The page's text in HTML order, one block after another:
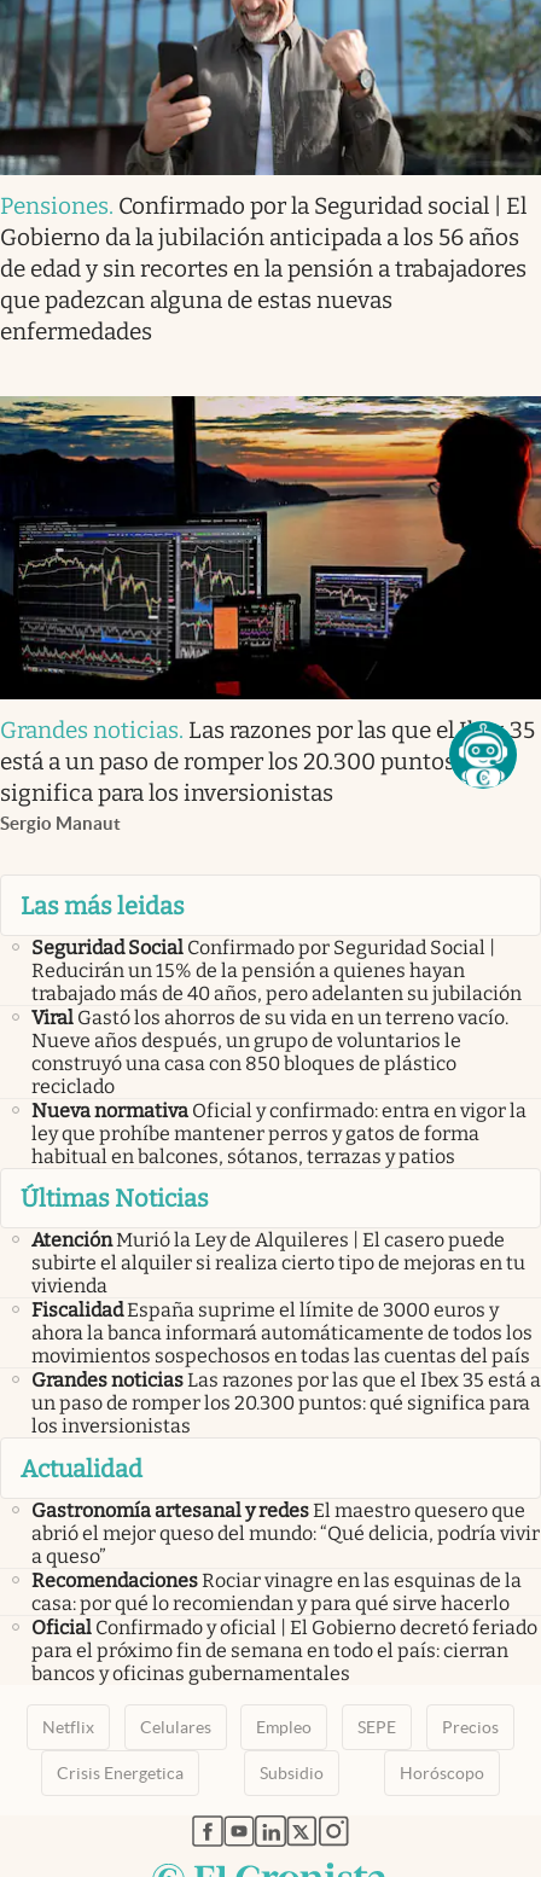
Pensiones. Confirmado por la Seguridad social | El
Gobierno da la jubilación anticipada a los 56 años
de edad y sin recortes en la pensión a trabajadores
que padezcan alguna de estas nuevas
enfermedades
Grandes noticias. Las razones por las que el Ibex 35
está a un paso de romper los 20.300 puntos: qué
significa para los inversionistas
Sergio Manaut
Las más leidas
Seguridad Social Confirmado por Seguridad Social |
Reducirán un 15% de la pensión a quienes hayan
trabajado más de 40 años, pero adelanten su jubilación
Viral Gastó los ahorros de su vida en un terreno vacío.
Nueve años después, un grupo de voluntarios le
construyó una casa con 850 bloques de plástico
reciclado
Nueva normativa Oficial y confirmado: entra en vigor la
ley que prohíbe mantener perros y gatos de forma
habitual en balcones, sótanos, terrazas y patios
Últimas Noticias
AtenciónMurió la Ley de Alquileres | El casero puede
subirte el alquiler si realiza cierto tipo de mejoras en tu
vivienda
FiscalidadEspaña suprime el límite de 3000 euros y
ahora la banca informará automáticamente de todos los
movimientos sospechosos en todas las cuentas del país
Grandes noticiasLas razones por las que el Ibex 35 está a
un paso de romper los 20.300 puntos: qué significa para
los inversionistas
Actualidad
Gastronomía artesanal y redesEl maestro quesero que
abrió el mejor queso del mundo: “Qué delicia, podría vivir
a queso”
RecomendacionesRociar vinagre en las esquinas de la
casa: por qué lo recomiendan y para qué sirve hacerlo
Oficial Confirmado y oficial | El Gobierno decretó feriado
para el próximo fin de semana en todo el país: cierran
bancos y oficinas gubernamentales
Netflix Celulares Empleo SEPE Precios
Crisis Energetica Subsidio Horóscopo
abre en nueva pestaña
abre en nueva pestaña
abre en nueva pestaña
abre en nueva pestaña
abre en nueva pestaña